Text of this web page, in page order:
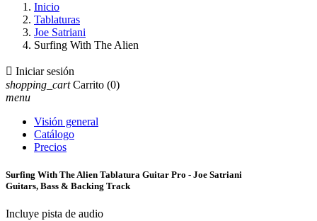
Inicio
Tablaturas
Joe Satriani
Surfing With The Alien
 Iniciar sesión
shopping_cart Carrito (0)
menu
Visión general
Catálogo
Precios
Surfing With The Alien Tablatura Guitar Pro - Joe Satriani
Guitars, Bass & Backing Track
Incluye pista de audio